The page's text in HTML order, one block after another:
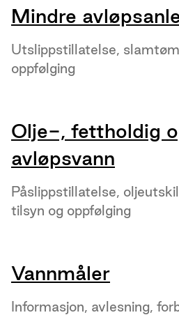
Mindre
Utslippstillatelse,
oppfølging
Olje-, fettholdig
avløpsvann
Påslippstillatelse,
tilsyn og oppfølging
Vannmåler
Informasjon, avlesning,